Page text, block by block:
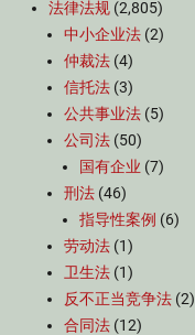
法律法规 (2,805)
中小企业法 (2)
仲裁法 (4)
信托法 (3)
公共事业法 (5)
公司法 (50)
国有企业 (7)
刑法 (46)
指导性案例 (6)
劳动法 (1)
卫生法 (1)
反不正当竞争法 (2)
合同法 (12)